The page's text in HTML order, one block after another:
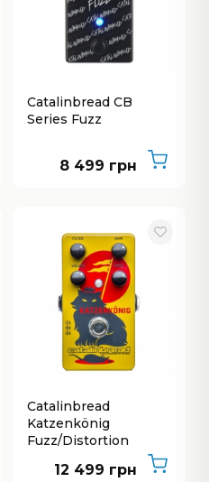
Catalinbread CB
Series Fuzz
8 499 грн
Catalinbread
Katzenkönig
Fuzz/Distortion
12 499 грн